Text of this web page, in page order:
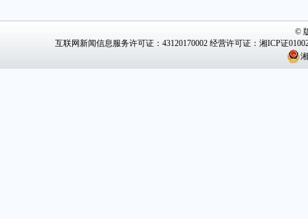
©
互联网新闻信息服务许可证：43120170002经营许可证：湘ICP证